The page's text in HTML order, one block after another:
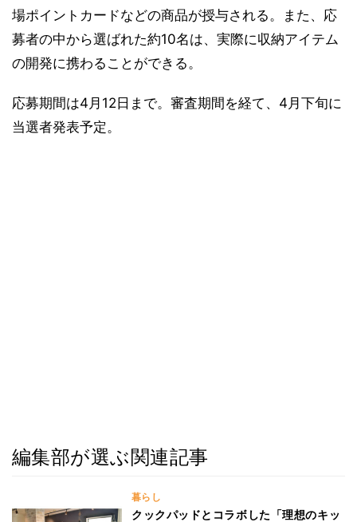
場ポイントカードなどの商品が授与される。また、応
募者の中から選ばれた約10名は、実際に収納アイテム
の開発に携わることができる。
応募期間は4月12日まで。審査期間を経て、4月下旬に
当選者発表予定。
編集部が選ぶ関連記事
暮らし
クックパッドとコラボした「理想のキッ